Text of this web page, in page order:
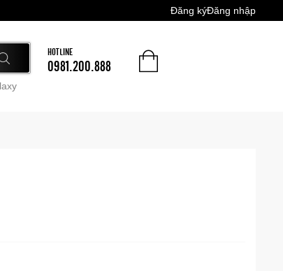
Đăng kýĐăng nhập
HOTLINE
0981.200.888